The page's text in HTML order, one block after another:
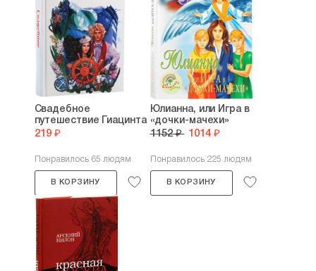
Свадебное
путешествие Гиацинта
219 ₽
Понравилось 65 людям
В КОРЗИНУ
Юлианна, или Игра в
«дочки-мачехи»
1152 ₽ 1014 ₽
Понравилось 225 людям
В КОРЗИНУ